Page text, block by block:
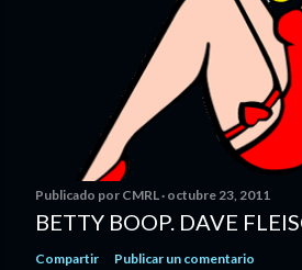
Publicado por CMRL octubre 23, 2011
BETTY BOOP. DAVE
Compartir Publicar un comentario